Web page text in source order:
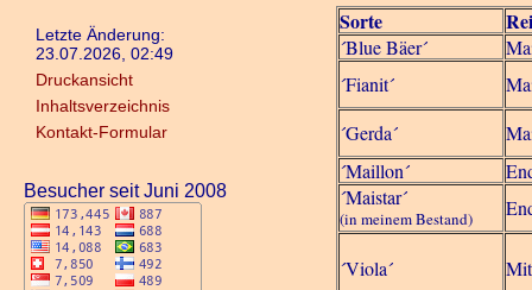
Letzte Änderung:
23.07.2026, 02:49
Druckansicht
Inhaltsverzeichnis
Kontakt-Formular
Besucher seit Juni 2008
Sorte
´Blue Bäer´
´Fianit´
´Gerda´
´Maillon´
´Maistar´
(in meinem Bestand)
´Viola´